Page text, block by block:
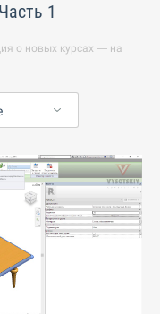
1
о новых курсах — на